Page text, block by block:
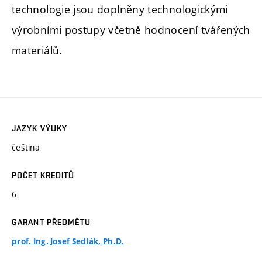
technologie jsou doplněny technologickými
výrobními postupy včetně hodnocení tvářených
materiálů.
JAZYK VÝUKY
čeština
POČET KREDITŮ
6
GARANT PŘEDMĚTU
prof. Ing. Josef Sedlák, Ph.D.